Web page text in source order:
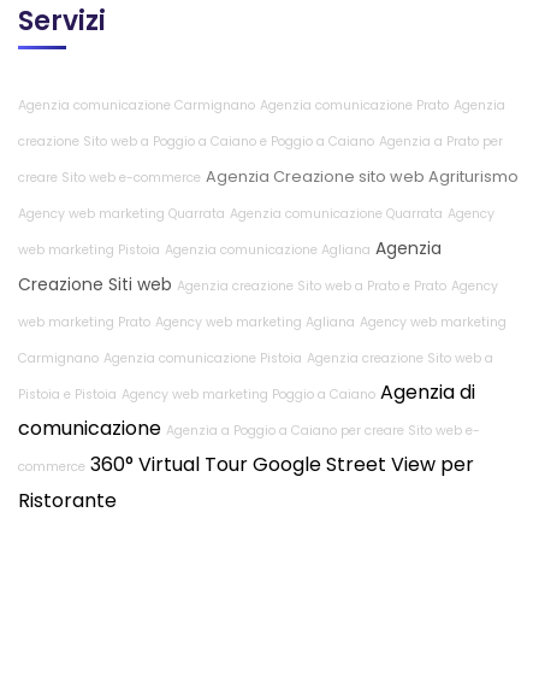
Servizi
Agenzia comunicazione Carmignano Agenzia comunicazione Prato Agenzia
creazione Sito web a Poggio a Caiano e Poggio a Caiano Agenzia a Prato per
creare Sito web e-commerce Agenzia Creazione sito web Agriturismo
Agency web marketing Quarrata Agenzia comunicazione Quarrata Agency
web marketing Pistoia Agenzia comunicazione Agliana Agenzia
Creazione Siti web Agenzia creazione Sito web a Prato e Prato Agency
web marketing Prato Agency web marketing Agliana Agency web marketing
Carmignano Agenzia comunicazione Pistoia Agenzia creazione Sito web a
Pistoia e Pistoia Agency web marketing Poggio a Caiano Agenzia di
comunicazione Agenzia a Poggio a Caiano per creare Sito web e-
commerce 360° Virtual Tour Google Street View per
Ristorante